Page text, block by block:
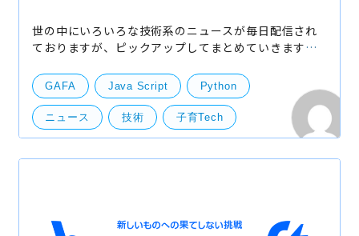
世の中にいろいろな技術系のニュースが毎日配信され
ておりますが、ピックアップしてまとめていきます。
ーということで eventech なる言葉を発信してお
GAFA Java Script Python
ニュース 技術 子育Tech